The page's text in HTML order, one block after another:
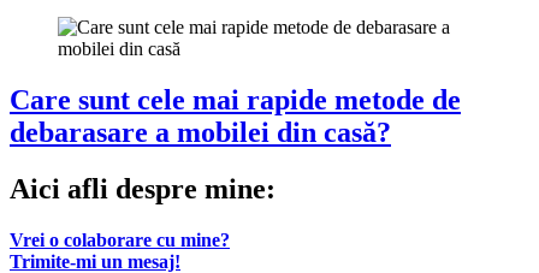
Care sunt cele mai rapide metode de
debarasare a mobilei din casă?
Aici afli despre mine:
Vrei o colaborare cu mine?
Trimite-mi un mesaj!